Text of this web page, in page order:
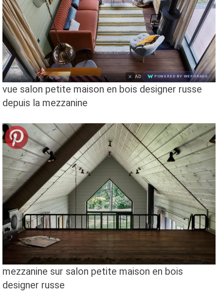
× AD POWERED BY WEFORADS
vue salon petite maison en bois designer russe
depuis la mezzanine
mezzanine sur salon petite maison en bois
designer russe